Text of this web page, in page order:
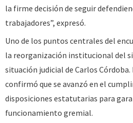
la firme decisión de seguir
trabajadores”, expresó.
Uno de los puntos centrales del
la reorganización institucional del
situación judicial de Carlos
confirmó que se avanzó en el
disposiciones estatutarias para
funcionamiento gremial.